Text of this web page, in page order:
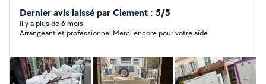
9ans d'expérience Nous faisons aussi l'évacuation de
tout type de déchets et de gravats et (démolition)
Nous sommes disponibles pour toutes vos demandes.
Dernier avis laissé par Clement : 5/5
Il y a plus de 6 mois
Arrangeant et professionnel Merci encore pour votre aide